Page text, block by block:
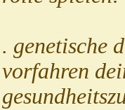
Gast
. genetische
vorfahren